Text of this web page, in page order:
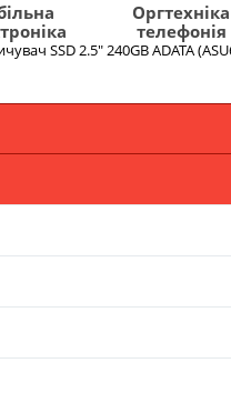
Оргтехніка
телефонія
SSD 2.5" 240GB ADATA